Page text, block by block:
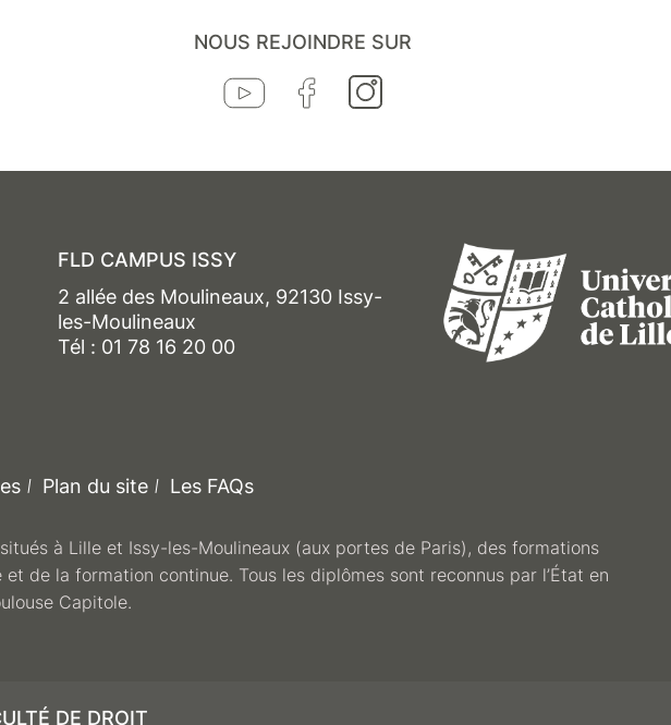
NOUS REJOINDRE SUR
FLD CAMPUS ISSY
2 allée des Moulineaux, 92130 Issy-
les-Moulineaux
Tél : 01 78 16 20 00
Plan du site Les FAQs
à Lille et Issy-les-Moulineaux (aux portes de Paris), des formations
de la formation continue. Tous les diplômes sont reconnus par l’État en
Capitole.
DE DROIT